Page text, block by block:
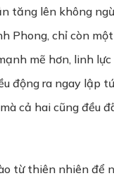
tăng lên không
Phong, chỉ còn
mẽ hơn, linh lực
động ra ngay lập
cả hai cũng đều
từ thiên nhiên để